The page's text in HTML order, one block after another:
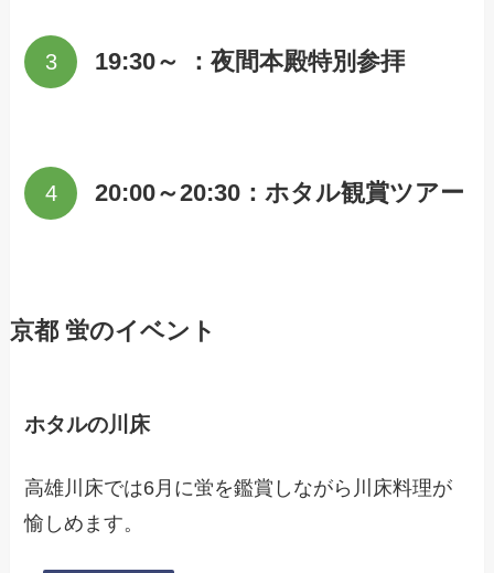
19:30～ ：夜間本殿特別参拝
20:00～20:30：ホタル観賞ツアー
京都 蛍のイベント
ホタルの川床
高雄川床では6月に蛍を鑑賞しながら川床料理が
愉しめます。